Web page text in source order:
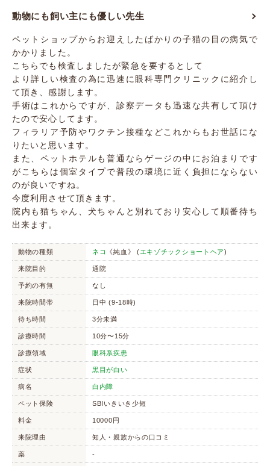
動物にも飼い主にも優しい先生
ペットショップからお迎えしたばかりの子猫の目の病気で
かかりました。
こちらでも検査しましたが緊急を要するとして
より詳しい検査の為に迅速に眼科専門クリニックに紹介し
て頂き、感謝します。
手術はこれからですが、診察データも迅速な共有して頂け
たので安心してます。
フィラリア予防やワクチン接種などこれからもお世話にな
りたいと思います。
また、ペットホテルも普通ならゲージの中にお泊まりです
がこちらは個室タイプで普段の環境に近く負担にならない
のが良いですね。
今度利用させて頂きます。
院内も猫ちゃん、犬ちゃんと別れており安心して順番待ち
出来ます。
動物の種類 ネコ 《純血》 (エキゾチックショートヘア)
来院目的 通院
予約の有無 なし
来院時間帯 日中 (9-18時)
待ち時間 3分未満
診療時間 10分〜15分
診療領域 眼科系疾患
症状 黒目が白い
病名 白内障
ペット保険 SBIいきいき少短
料金 10000円
来院理由 知人・親族からの口コミ
薬 -